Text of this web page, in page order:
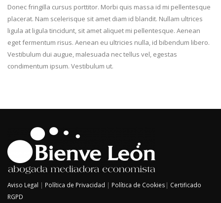
Donec fringilla cursus porttitor. Morbi quis massa id mi pellentesque
placerat. Nam scelerisque sit amet diam id blandit. Nullam ultrices
ligula at ligula tincidunt, sit amet aliquet mi pellentesque. Aenean
eget fermentum risus. Aenean eu ultricies nulla, id bibendum libero.
Vestibulum dui augue, malesuada nec tellus vel, egestas
condimentum ipsum. Vestibulum ut.
Aviso Legal | Política de Privacidad | Política de Cookies | Certificado
RGPD